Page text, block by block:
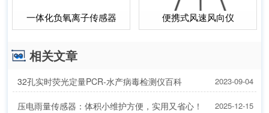
一体化负氧离子传感器 便携式风速风向仪
相关文章
32孔实时荧光定量PCR-水产病毒检测仪百科 2023-09-04
压电雨量传感器：体积小维护方便，实用又省心！ 2025-12-15